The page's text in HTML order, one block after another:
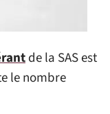
de la SAS est
le nombre